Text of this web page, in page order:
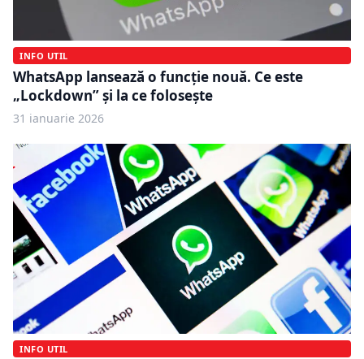
INFO UTIL
WhatsApp lansează o funcție nouă. Ce este
„Lockdown” și la ce folosește
31 ianuarie 2026
INFO UTIL